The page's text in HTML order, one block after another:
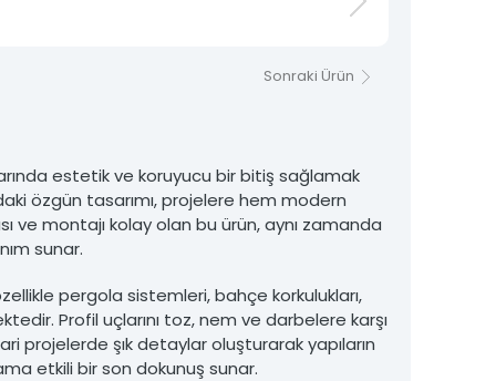
Sonraki Ürün
estetik ve koruyucu bir bitiş sağlamak
özgün tasarımı, projelere hem modern
ve montajı kolay olan bu ürün, aynı zamanda
sunar.
pergola sistemleri, bahçe korkulukları,
Profil uçlarını toz, nem ve darbelere karşı
projelerde şık detaylar oluşturarak yapıların
etkili bir son dokunuş sunar.